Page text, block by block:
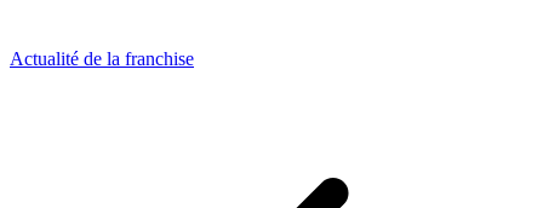
Actualité de la franchise